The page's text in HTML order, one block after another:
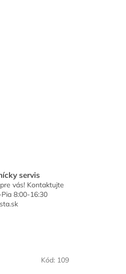
servis
vás! Kontaktujte
8:00-16:30
Kód: 109